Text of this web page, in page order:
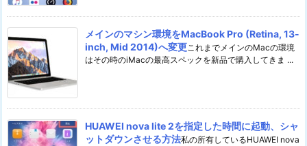
メインのマシン環境をMacBook Pro (Retina, 13-
inch, Mid 2014)へ変更これまでメインのMacの環境
はその時のiMacの最高スペックを新品で購入してきま ...
HUAWEI nova lite 2を指定した時間に起動、シャ
ットダウンさせる方法私の所有しているHUAWEI nova